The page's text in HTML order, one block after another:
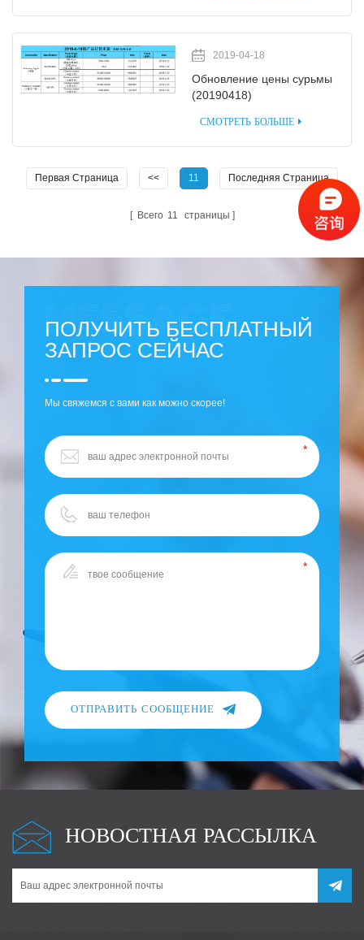
2019-04-18
Обновление цены сурьмы
(20190418)
СМОТРЕТЬ БОЛЬШЕ
Первая Страница << 11 Последняя Страница
Всего 11 страницы
ПОЛУЧИТЬ БЕСПЛАТНЫЙ
ЗАПРОС СЕЙЧАС
Мы свяжемся с вами как можно скорее!
ОТПРАВИТЬ СООБЩЕНИЕ
НОВОСТНАЯ РАССЫЛКА